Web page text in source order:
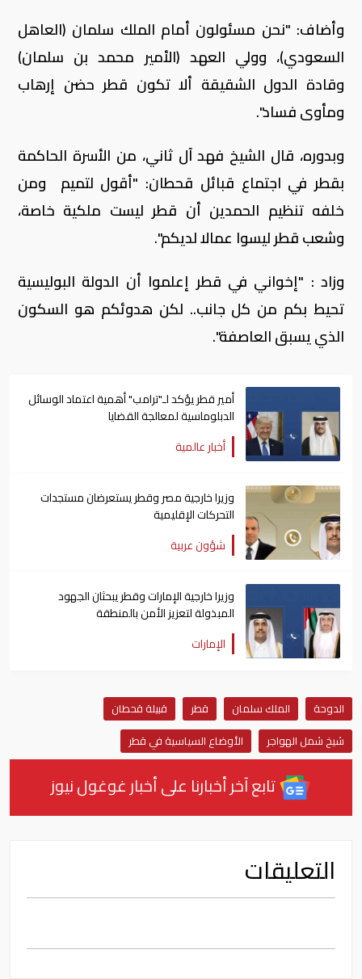
وأضاف: "نحن مسئولون أمام الملك سلمان (العاهل
السعودي)، وولي العهد (الأمير محمد بن سلمان)
وقادة الدول الشقيقة ألا تكون قطر حضن إرهاب
ومأوى فساد".
وبدوره، قال الشيخ فهد آل ثاني، من الأسرة الحاكمة
بقطر في اجتماع قبائل قحطان: "أقول لتميم ومن
خلفه تنظيم الحمدين أن قطر ليست ملكية خاصة،
وشعب قطر ليسوا عمالا لديكم".
وزاد : "إخواني في قطر إعلموا أن الدولة البوليسية
تحيط بكم من كل جانب.. لكن هدوئكم هو السكون
الذي يسبق العاصفة".
أمير قطر يؤكد لـ"ترامب" أهمية اعتماد الوسائل
الدبلوماسية لمعالجة القضايا
أخبار عالمية
وزيرا خارجية مصر وقطر يستعرضان مستجدات
التحركات الإقليمية
شؤون عربية
وزيرا خارجية الإمارات وقطر يبحثان الجهود
المبذولة لتعزيز الأمن بالمنطقة
الإمارات
الدوحة الملك سلمان قطر
قبيلة قحطان
شيخ شمل الهواجر
الأوضاع السياسية في قطر
تابع آخر أخبارنا على أخبار غوغول نيوز
التعليقات